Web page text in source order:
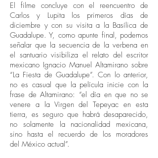
El filme concluye con el reencuentro de
Carlos y Lupita los primeros días de
diciembre y con su visita a la Basílica de
Guadalupe. Y, como apunte final, podemos
señalar que la secuencia de la verbena en
el santuario visibiliza el relato del escritor
mexicano Ignacio Manuel Altamirano sobre
“La Fiesta de Guadalupe”. Con lo anterior,
no es casual que la película inicie con la
frase de Altamirano: “el día en que no se
venere a la Virgen del Tepeyac en esta
tierra, es seguro que habrá desaparecido,
no solamente la nacionalidad mexicana,
sino hasta el recuerdo de los moradores
del México actual”.